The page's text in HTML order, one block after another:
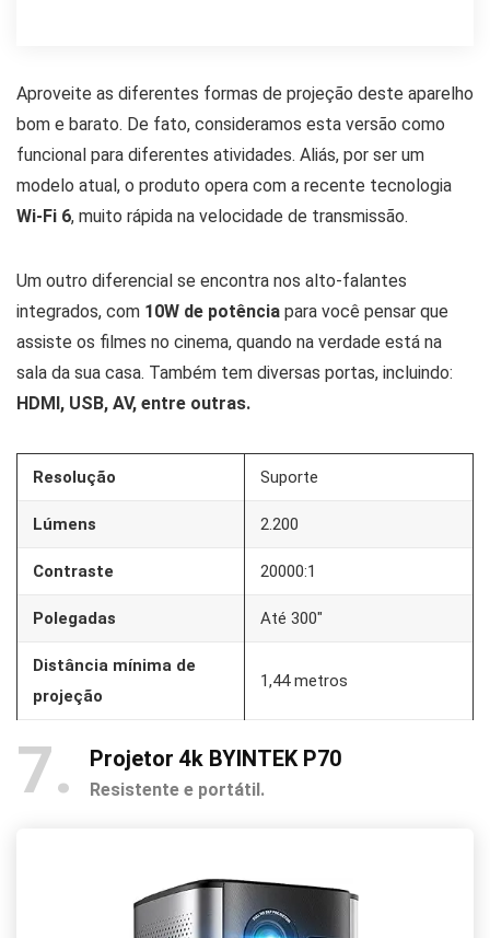
Aproveite as diferentes formas de projeção deste aparelho
bom e barato. De fato, consideramos esta versão como
funcional para diferentes atividades. Aliás, por ser um
modelo atual, o produto opera com a recente tecnologia
Wi-Fi 6, muito rápida na velocidade de transmissão.
Um outro diferencial se encontra nos alto-falantes
integrados, com 10W de potência para você pensar que
assiste os filmes no cinema, quando na verdade está na
sala da sua casa. Também tem diversas portas, incluindo:
HDMI, USB, AV, entre outras.
Resolução Suporte
Lúmens 2.200
Contraste 20000:1
Polegadas Até 300″
Distância mínima de
projeção
1,44 metros
7 Projetor 4k BYINTEK P70
Resistente e portátil.